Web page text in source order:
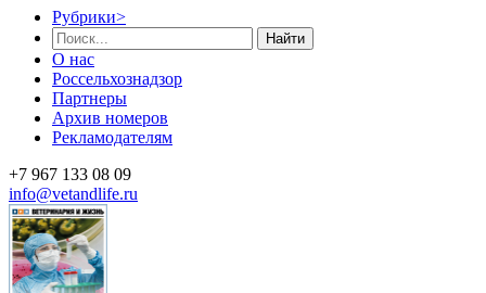
Рубрики>
Найти
О нас
Россельхознадзор
Партнеры
Архив номеров
Рекламодателям
+7 967 133 08 09
info@vetandlife.ru